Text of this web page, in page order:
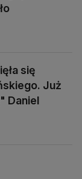
się
Już
Daniel